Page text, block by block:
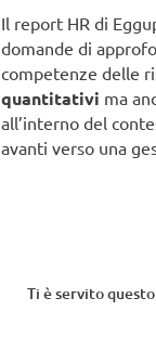
Il report HR di
domande di
competenze delle
quantitativi ma
all’interno del
avanti verso una
Ti è servito